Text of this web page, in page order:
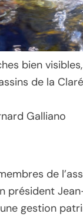
bien
de la
Galliano
de
président
gestion